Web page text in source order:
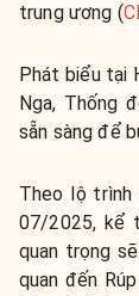
trung ương (
Phát biểu tại
Nga, Thống
sẵn sàng để
Theo lộ trình
07/2025, kể
quan trọng
quan đến